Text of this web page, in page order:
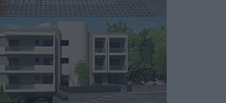
Στο πλευρό του άτυχου Ιάκωβου